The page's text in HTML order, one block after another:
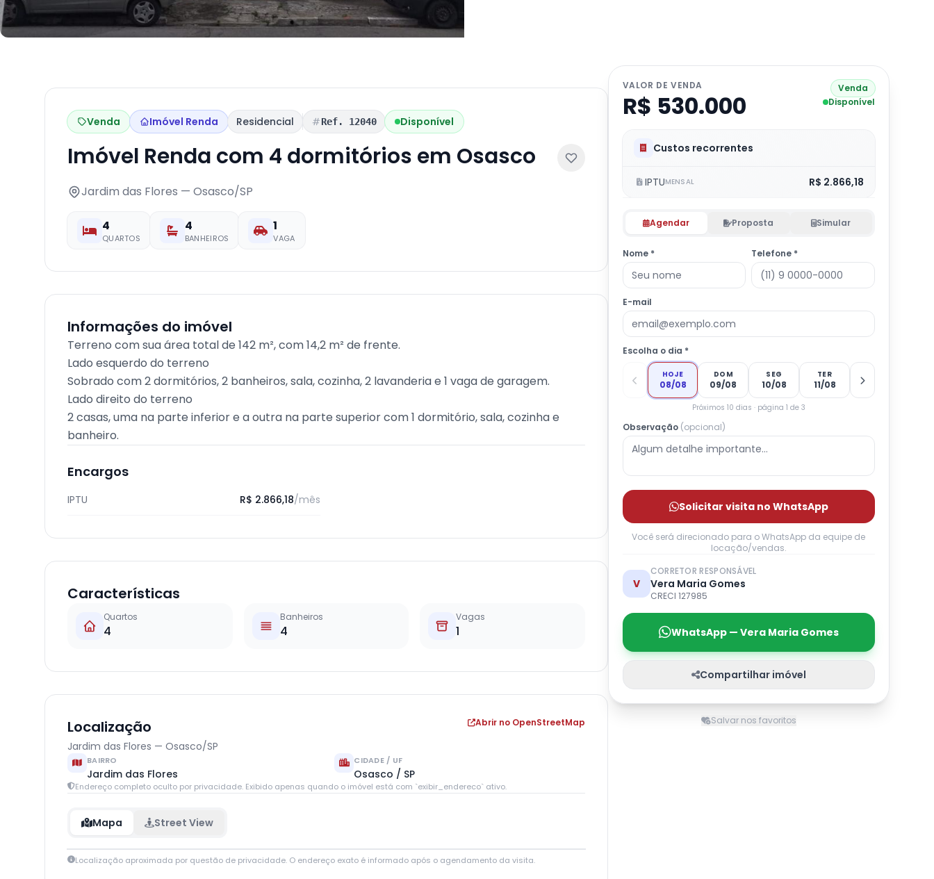
Venda Imóvel Renda Residencial Ref. 12040 Disponível
Imóvel Renda com 4 dormitórios em Osasco
Jardim das Flores — Osasco/SP
4
QUARTOS
4
BANHEIROS
1
VAGA
Informações do imóvel
Terreno com sua área total de 142 m², com 14,2 m² de frente.
Lado esquerdo do terreno
Sobrado com 2 dormitórios, 2 banheiros, sala, cozinha, 2 lavanderia e 1 vaga de garagem.
Lado direito do terreno
2 casas, uma na parte inferior e a outra na parte superior com 1 dormitório, sala, cozinha e
banheiro.
Encargos
IPTU R$ 2.866,18/mês
Características
Quartos
4
Banheiros
4
Vagas
1
Localização
Jardim das Flores — Osasco/SP
Abrir no OpenStreetMap
BAIRRO
Jardim das Flores
CIDADE / UF
Osasco / SP
Endereço completo oculto por privacidade. Exibido apenas quando o imóvel está com `exibir_endereco` ativo.
Mapa Street View
+
Localização aproximada por questão de privacidade. O endereço exato é informado após o agendamento da visita.
VALOR DE VENDA
R$ 530.000
Venda
Disponível
Custos recorrentes
IPTUMENSAL R$ 2.866,18
Agendar Proposta Simular
Nome * Telefone *
E-mail
Escolha o dia *
HOJE
08/08
DOM
09/08
SEG
10/08
TER
11/08
Próximos 10 dias · página 1 de 3
Observação (opcional)
Solicitar visita no WhatsApp
Você será direcionado para o WhatsApp da equipe de
locação/vendas.
V
CORRETOR RESPONSÁVEL
Vera Maria Gomes
CRECI 127985
WhatsApp — Vera Maria Gomes
Compartilhar imóvel
Salvar nos favoritos